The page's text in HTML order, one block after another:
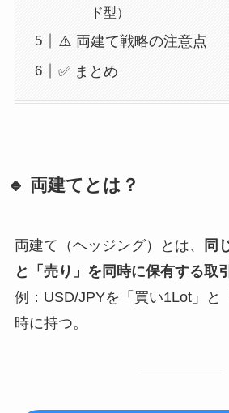
ド型）
⚠️ 両建て戦略の注意点
✅ まとめ
🔹 両建てとは？
両建て（ヘッジング）とは、
同
と「売り」を同時に保有する取
例：USD/JPYを「買い1Lot」と
時に持つ。